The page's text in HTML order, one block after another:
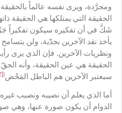
ومجرَّدة، ويرى نفسه عالماً
الحقيقة التي يمتلكها هي الحقيقة
شَكَّ في أن تفكيره سيكون تفكيراً
يأخذ نقد الآخرين بجدّية، ولن
ونظريات الآخرين. فإن الذي يرى
الحقيقة هي عين الحقيقة، وأنه
سيعتبر الآخرين هم الباطل المَحْض(
[12]
أما الذي يعلم أن نصيبه ونصيب
الدوام أن يكون صورة عنها، وهي